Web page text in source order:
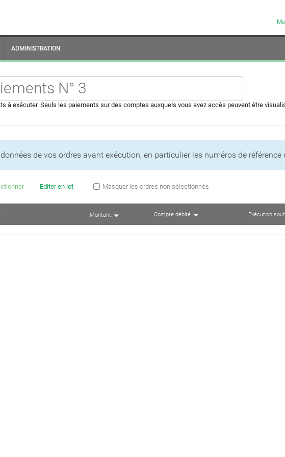
ADMINISTRATION
à exécuter. Seuls les paiements sur des comptes auxquels vous avez accès peuvent être
de vos ordres avant exécution, en particulier les numéros de référence
Editer en lot Masquer les ordres non sélectionnés
Montant Compte débité Exécution